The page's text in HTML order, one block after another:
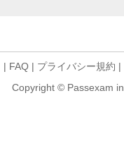
| FAQ | プライバシー規約 |
Copyright © Passexam